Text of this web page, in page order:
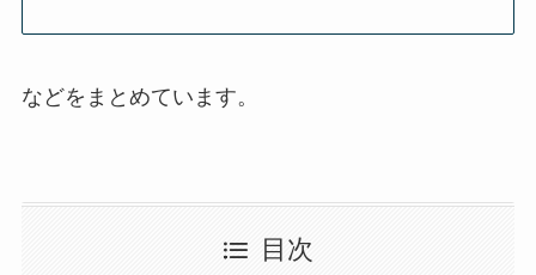
などをまとめています。
目次